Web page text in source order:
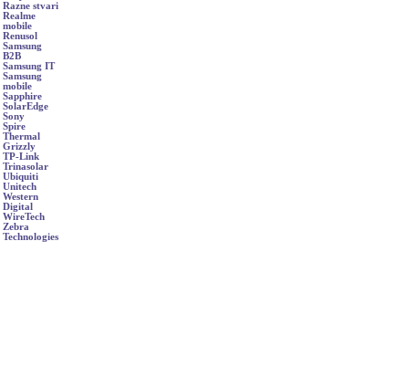
Razne stvari
Realme
mobile
Renusol
Samsung
B2B
Samsung IT
Samsung
mobile
Sapphire
SolarEdge
Sony
Spire
Thermal
Grizzly
TP-Link
Trinasolar
Ubiquiti
Unitech
Western
Digital
WireTech
Zebra
Technologies